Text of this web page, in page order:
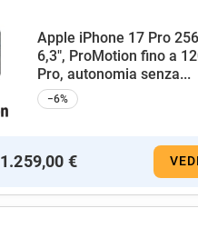
Apple iPhone 17 Pro
6,3", ProMotion fino a
Pro, autonomia senza...
−6%
1.259,00 €